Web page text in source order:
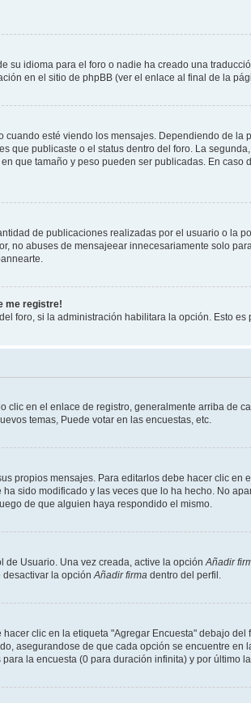
su idioma para el foro o nadie ha creado una
en el sitio de phpBB (ver el enlace al final de la
esté viendo los mensajes. Dependiendo de
que publicaste o el status dentro del foro. La
que tamaño y peso pueden ser publicadas. En
de publicaciones realizadas por el usuario o la
no abuses de mensajeear innecesariamente solo
me registre!
foro, si la administración habilitara la opción. Esto
clic en el enlace de registro, generalmente arriba de
temas, Puede votar en las encuestas, etc.
propios mensajes. Para editarlos debe hacer clic en
sido modificado y las veces que lo ha hecho. No
de que alguien haya respondido el mismo.
de Usuario. Una vez creada, active la opciónAñadir
desactivar la opciónAñadir firma dentro del perfil.
clic en la etiqueta "Agregar Encuesta" debajo
asegurandose de que cada opción se encuentre
la encuesta (0 para duración infinita) y por último